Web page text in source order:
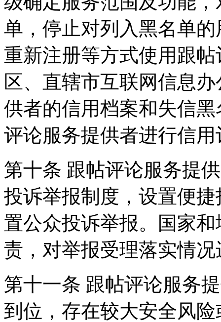
单，停止对列入黑名单
重新注册等方式使用跟
区、直辖市互联网信息
供者的信用档案和失信
评论服务提供者进行信用
第十条 跟帖评论服务提
投诉举报制度，设置便
置公众投诉举报。国家
责，对举报受理落实情
第十一条 跟帖评论服务
到位，存在较大安全风